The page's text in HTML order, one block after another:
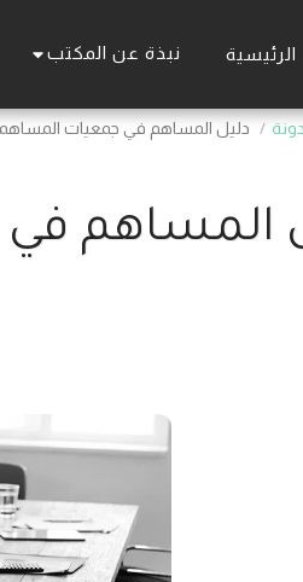
الرئيسية نبذة عن المكتب
دليل المساهم في جمعيات
المساهم